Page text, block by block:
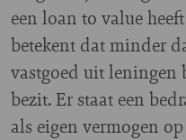
een loan to value
betekent dat minder
vastgoed uit leningen
bezit. Er staat een
als eigen vermogen